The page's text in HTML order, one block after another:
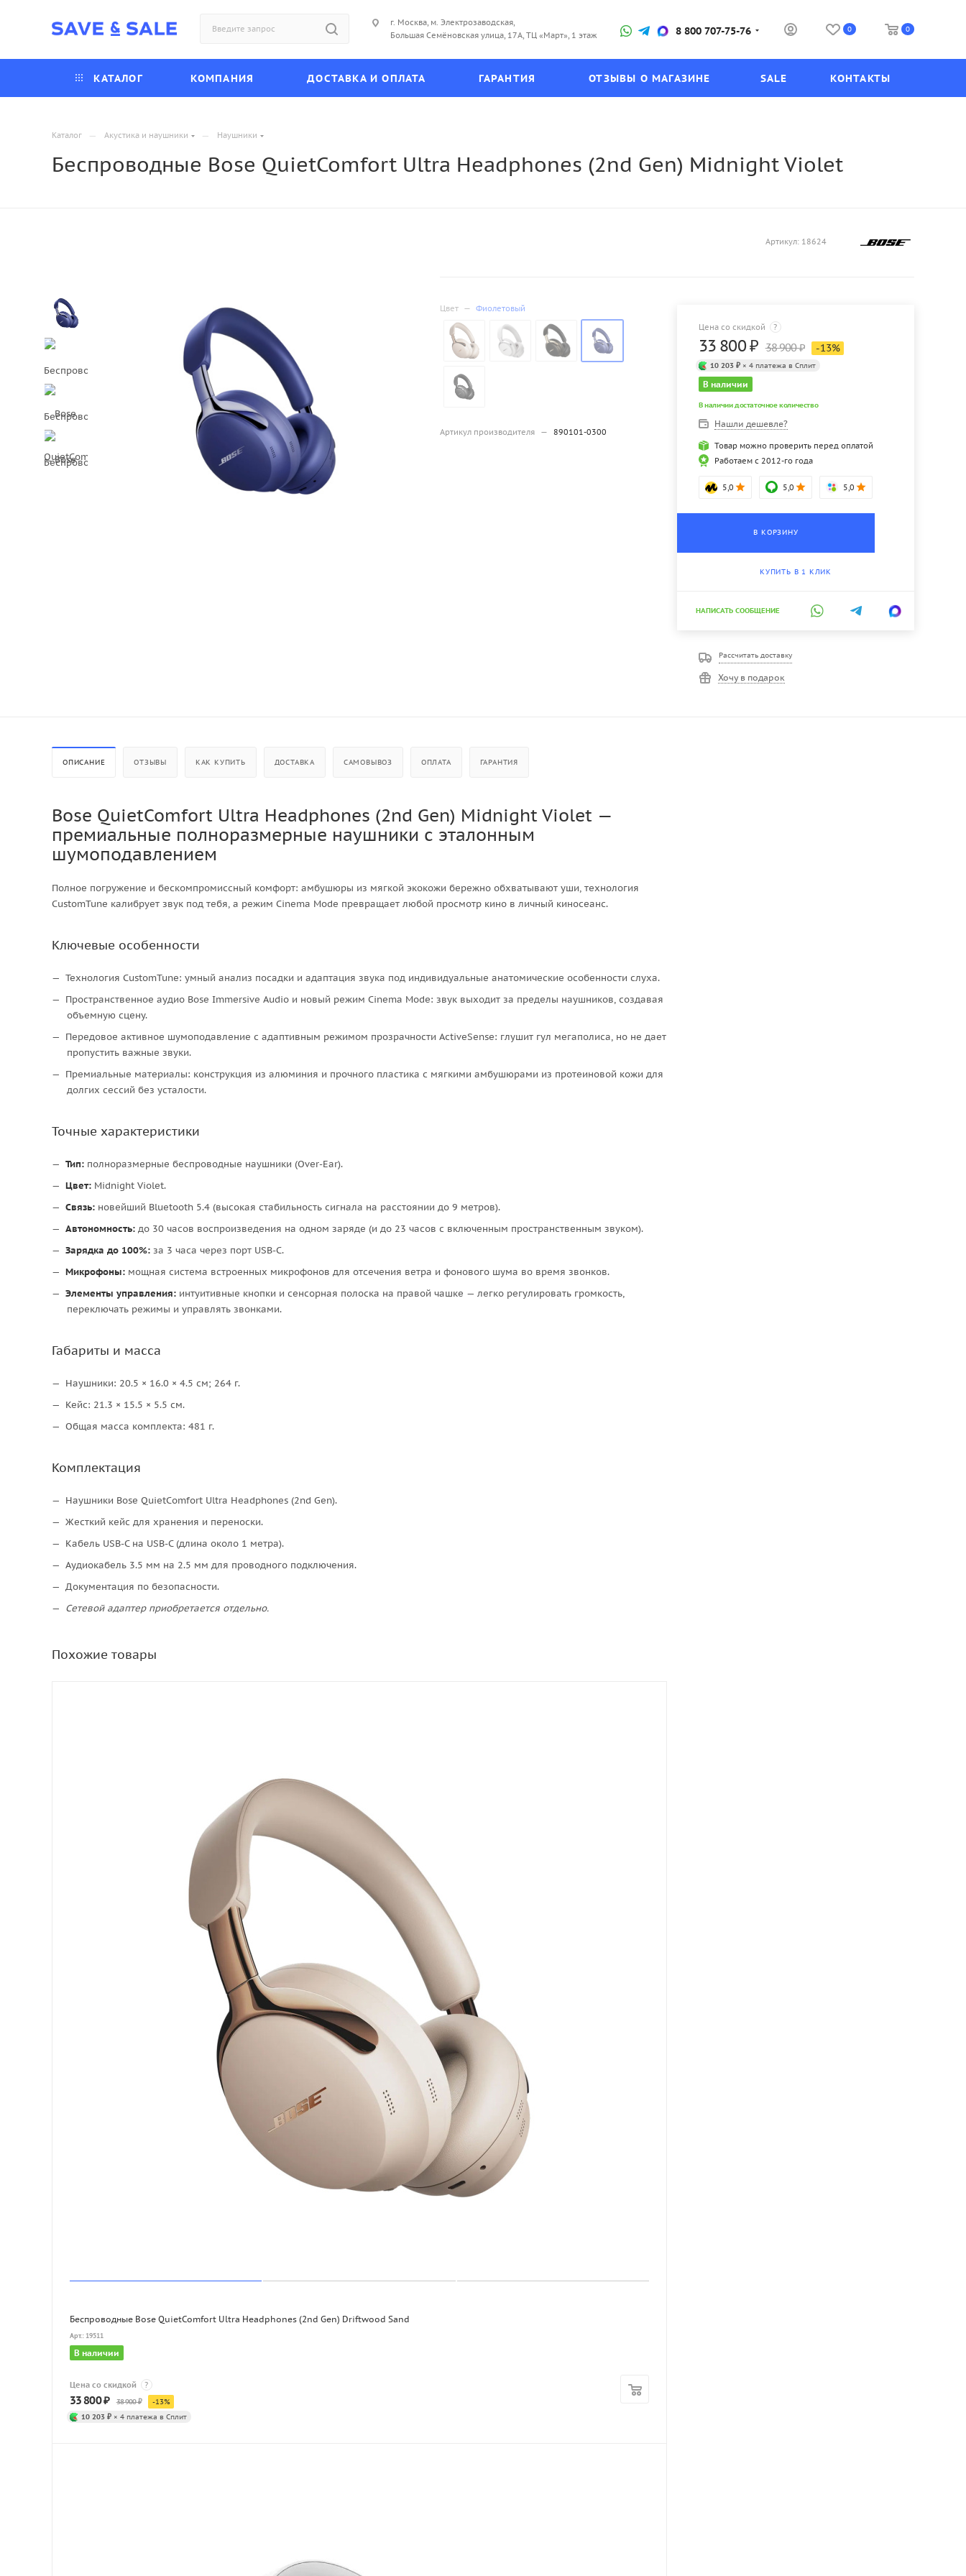
г. Москва, м. Электрозаводская,
Большая Семёновская улица, 17А, ТЦ «Март», 1 этаж
8 800 707-75-76 0 0
КАТАЛОГ КОМПАНИЯ ДОСТАВКА И ОПЛАТА ГАРАНТИЯ ОТЗЫВЫ О МАГАЗИНЕ SALE КОНТАКТЫ
Каталог — Акустика и наушники — Наушники
Беспроводные Bose QuietComfort Ultra Headphones (2nd Gen) Midnight Violet
Артикул: 18624
Цвет — Фиолетовый
Артикул производителя — 890101-0300
Цена со скидкой ?
33 800₽ 38 900₽ -13%
10 203 ₽ × 4 платежа в Сплит
В наличии
В наличии достаточное количество
Нашли дешевле?
Товар можно проверить перед оплатой
Работаем с 2012-го года
5,0 5,0 5,0
В КОРЗИНУ
КУПИТЬ В 1 КЛИК
НАПИСАТЬ СООБЩЕНИЕ
Рассчитать доставку
Хочу в подарок
ОПИСАНИЕ ОТЗЫВЫ КАК КУПИТЬ ДОСТАВКА САМОВЫВОЗ ОПЛАТА ГАРАНТИЯ
Bose QuietComfort Ultra Headphones (2nd Gen) Midnight Violet —
премиальные полноразмерные наушники с эталонным
шумоподавлением
Полное погружение и бескомпромиссный комфорт: амбушюры из мягкой экокожи бережно обхватывают уши, технология
CustomTune калибрует звук под тебя, а режим Cinema Mode превращает любой просмотр кино в личный киносеанс.
Ключевые особенности
Технология CustomTune: умный анализ посадки и адаптация звука под индивидуальные анатомические особенности слуха.
Пространственное аудио Bose Immersive Audio и новый режим Cinema Mode: звук выходит за пределы наушников, создавая
объемную сцену.
Передовое активное шумоподавление с адаптивным режимом прозрачности ActiveSense: глушит гул мегаполиса, но не дает
пропустить важные звуки.
Премиальные материалы: конструкция из алюминия и прочного пластика с мягкими амбушюрами из протеиновой кожи для
долгих сессий без усталости.
Точные характеристики
Тип: полноразмерные беспроводные наушники (Over-Ear).
Цвет: Midnight Violet.
Связь: новейший Bluetooth 5.4 (высокая стабильность сигнала на расстоянии до 9 метров).
Автономность: до 30 часов воспроизведения на одном заряде (и до 23 часов с включенным пространственным звуком).
Зарядка до 100%: за 3 часа через порт USB-C.
Микрофоны: мощная система встроенных микрофонов для отсечения ветра и фонового шума во время звонков.
Элементы управления: интуитивные кнопки и сенсорная полоска на правой чашке — легко регулировать громкость,
переключать режимы и управлять звонками.
Габариты и масса
Наушники: 20.5 × 16.0 × 4.5 см; 264 г.
Кейс: 21.3 × 15.5 × 5.5 см.
Общая масса комплекта: 481 г.
Комплектация
Наушники Bose QuietComfort Ultra Headphones (2nd Gen).
Жесткий кейс для хранения и переноски.
Кабель USB-C на USB-C (длина около 1 метра).
Аудиокабель 3.5 мм на 2.5 мм для проводного подключения.
Документация по безопасности.
Сетевой адаптер приобретается отдельно.
Похожие товары
Беспроводные Bose QuietComfort Ultra Headphones (2nd Gen) Driftwood Sand
Арт.: 19511
В наличии
Цена со скидкой ?
33 800₽ 38 900₽ -13%
10 203 ₽ × 4 платежа в Сплит